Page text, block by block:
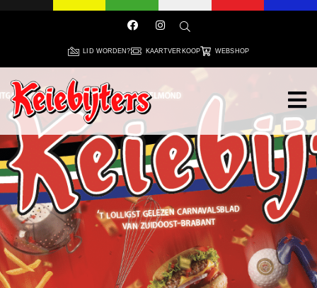
LID WORDEN? KAARTVERKOOP WEBSHOP